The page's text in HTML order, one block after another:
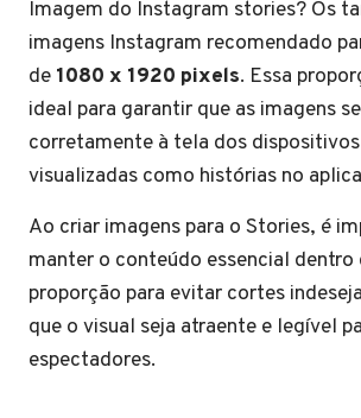
Imagem do Instagram stories? Os
imagens Instagram recomendado
de 1080 x 1920 pixels. Essa
ideal para garantir que as imagens
corretamente à tela dos
visualizadas como histórias no
Ao criar imagens para o Stories, é
manter o conteúdo essencial dentro
proporção para evitar cortes
que o visual seja atraente e legível
espectadores.